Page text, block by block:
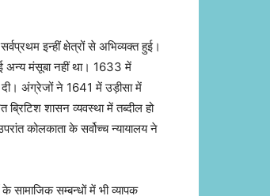
इन्हीं क्षेत्रों से अभिव्यक्त हुई।
अन्य मंसूबा नहीं था। 1633 में
अंग्रेजों ने 1641 में उड़ीसा में
शासन व्यवस्था में तब्दील हो
कोलकाता के सर्वोच्च न्यायालय ने
सामाजिक सम्बन्धों में भी व्यापक